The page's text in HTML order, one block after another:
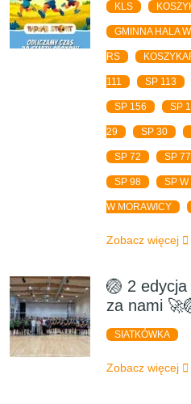
KLS
GMINNA HALA
RS
111 SP 113
SP 156 SP
29 SP 30
SP 72 SP 77
SP 98 SP W
W MORAWICY
Zobacz więcej
🏐 2
za nami
SIATKÓWKA
Zobacz więcej